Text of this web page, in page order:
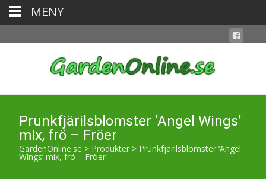
Prunkfjärilsblomster ‘Angel Wings’
mix, frö – Fröer
GardenOnline.se > Produkter > Prunkfjärilsblomster ‘Angel
Wings’ mix, frö – Fröer
MENY